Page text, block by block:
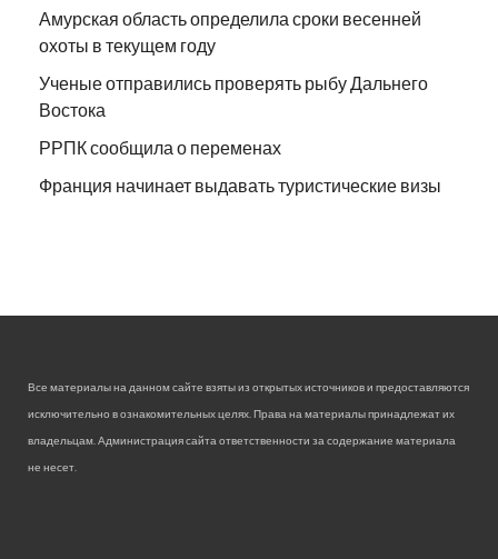
Амурская область определила сроки весенней
охоты в текущем году
Ученые отправились проверять рыбу Дальнего
Востока
РРПК сообщила о переменах
Франция начинает выдавать туристические визы
Все материалы на данном сайте взяты из открытых источников и предоставляются
исключительно в ознакомительных целях. Права на материалы принадлежат их
владельцам. Администрация сайта ответственности за содержание материала
не несет.